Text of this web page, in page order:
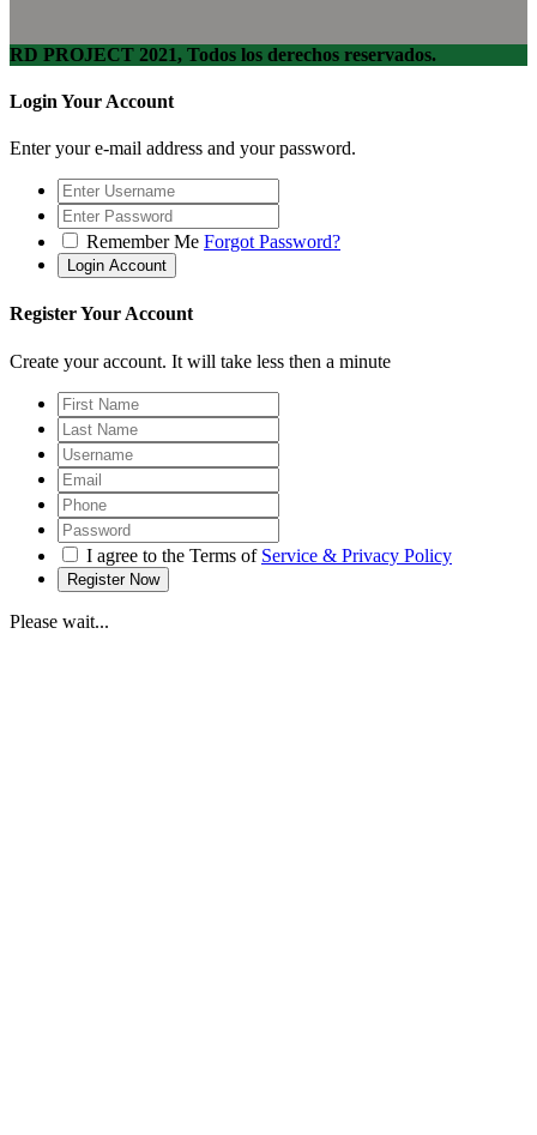
RD PROJECT 2021, Todos los derechos reservados.
Login Your Account
Enter your e-mail address and your password.
Remember Me Forgot Password?
Register Your Account
Create your account. It will take less then a minute
I agree to the Terms of Service & Privacy Policy
Please wait...